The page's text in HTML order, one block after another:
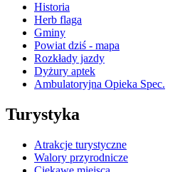
Historia
Herb flaga
Gminy
Powiat dziś - mapa
Rozkłady jazdy
Dyżury aptek
Ambulatoryjna Opieka Spec.
Turystyka
Atrakcje turystyczne
Walory przyrodnicze